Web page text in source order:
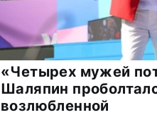
«Четырех мужей
Шаляпин
возлюбленной